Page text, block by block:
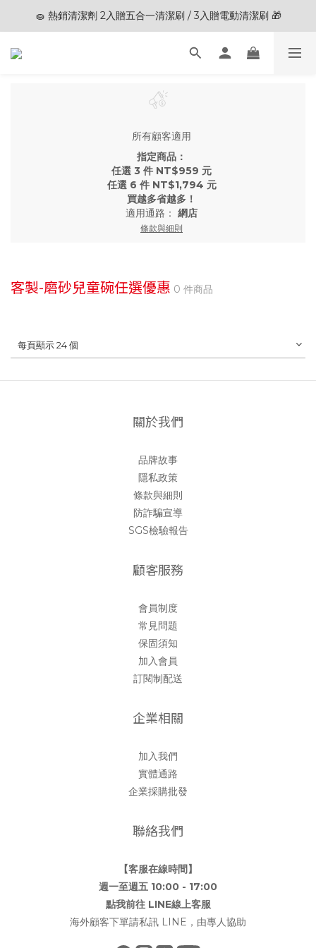
🎊夏末狂歡節限定優惠🎊︱全館滿 $3,000現折$200
🧽 熱銷清潔劑 2入贈五合一清潔刷 / 3入贈電動清潔刷 🎁
🎊夏末狂歡節限定優惠🎊︱全館滿 $3,000現折$200
所有顧客適用
指定商品：
任選 3 件 NT$959 元
任選 6 件 NT$1,794 元
買越多省越多！
適用通路： 網店
條款與細則
客製-磨砂兒童碗任選優惠 0 件商品
每頁顯示 24 個
關於我們
品牌故事
隱私政策
條款與細則
防詐騙宣導
SGS檢驗報告
顧客服務
會員制度
常見問題
保固須知
加入會員
訂閱制配送
企業相關
加入我們
實體通路
企業採購批發
聯絡我們
【客服在線時間】
週一至週五 10:00 - 17:00
點我前往 LINE線上客服
海外顧客下單請私訊 LINE，由專人協助